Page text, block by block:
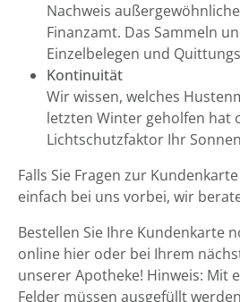
Nachweis
Finanzamt. Das Sammeln
Einzelbelegen und
Kontinuität
Wir wissen, welches
letzten Winter geholfen hat
Lichtschutzfaktor Ihr
Falls Sie Fragen zur
einfach bei uns vorbei, wir
Bestellen Sie Ihre Kundenkarte
online hier oder bei Ihrem
unserer Apotheke! Hinweis: Mit
Felder müssen ausgefüllt